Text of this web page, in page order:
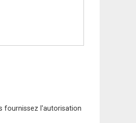
fournissez l'autorisation